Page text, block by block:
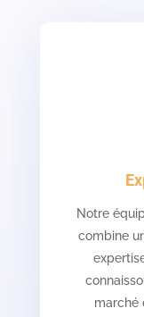
Notre
combine
marché